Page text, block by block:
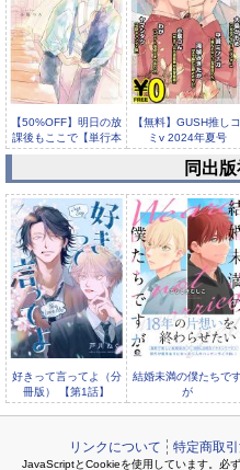
【50%OFF】明日の放
課後もここで【単行本
版】...
【無料】GUSH推しコ
ミv 2024年夏号
GUSHmaniaEX マー
キングR
同出
好きって言ってよ（分
冊版） 【第1話】
結婚未満の僕たちで
が
リンクについて 特定商取
JavaScriptとCookieを使用しています。必